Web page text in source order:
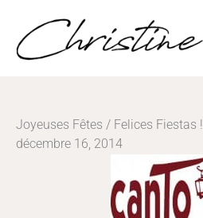
contenu
Joyeuses Fêtes / Felices Fiestas !
décembre 16, 2014